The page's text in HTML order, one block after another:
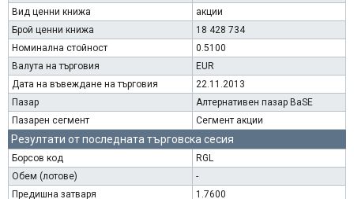
Вид ценни книжа
акции
Брой ценни книжа
18 428 734
Номинална стойност
0.5100
Валута на търговия
EUR
Дата на въвеждане на търговия
22.11.2013
Пазар
Алтернативен пазар BaSE
Пазарен сегмент
Сегмент акции
Резултати от последната търговска сесия
Борсов код
RGL
Обем (лотове)
-
Предишна затваря
1.7600